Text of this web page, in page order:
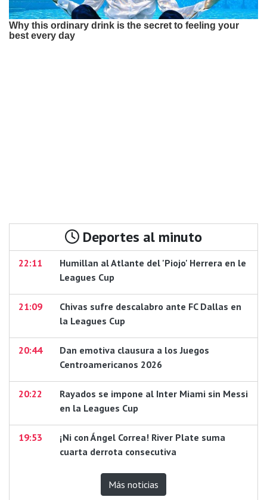
Deportes al minuto
22:11
Humillan al Atlante del 'Piojo' Herrera en le
Leagues Cup
21:09
Chivas sufre descalabro ante FC Dallas en
la Leagues Cup
20:44
Dan emotiva clausura a los Juegos
Centroamericanos 2026
20:22
Rayados se impone al Inter Miami sin Messi
en la Leagues Cup
19:53
¡Ni con Ángel Correa! River Plate suma
cuarta derrota consecutiva
Más noticias